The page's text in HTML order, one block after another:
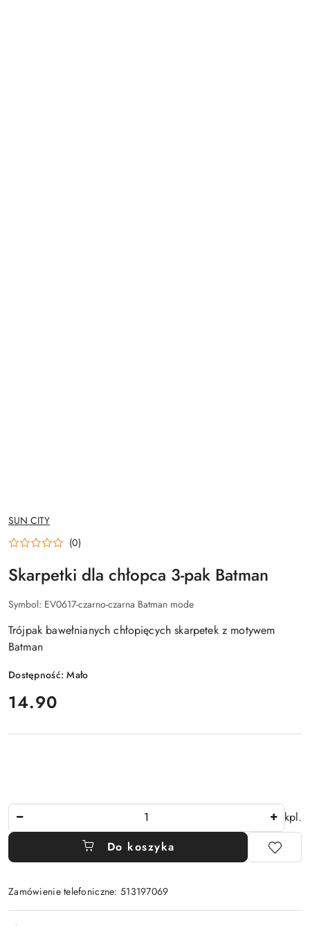
NAZWA
PRODUCENTA:
SUN CITY
(0)
Skarpetki dla chłopca 3-pak Batman
Symbol: EV0617-czarno-czarna Batman mode
Trójpak bawełnianych chłopięcych skarpetek z motywem
Batman
Dostępność:Mało
cena:
14.90
kpl.
Do koszyka
Zamówienie telefoniczne: 513197069
Dostępność